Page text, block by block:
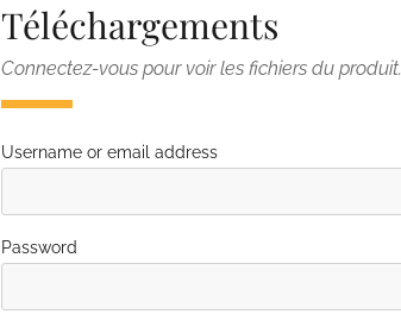
Téléchargements
Connectez-vous pour voir les fichiers du produit.
Username or email address
Password